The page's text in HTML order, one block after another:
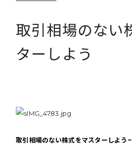
取引相場のない
ターしよう
取引相場のない株式をマスターしよう